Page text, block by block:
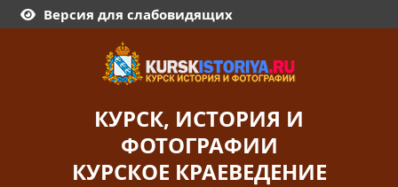
Версия для слабовидящих
КУРСК, ИСТОРИЯ И
ФОТОГРАФИИ
КУРСКОЕ КРАЕВЕДЕНИЕ